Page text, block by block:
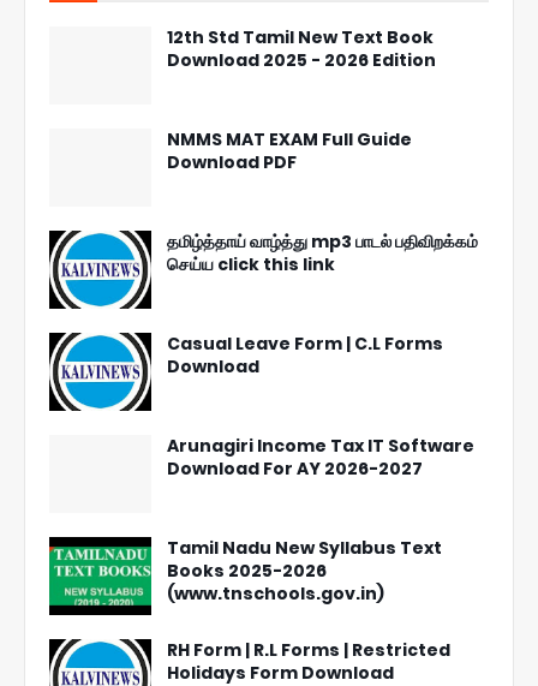
12th Std Tamil New Text Book
Download 2025 - 2026 Edition
NMMS MAT EXAM Full Guide
Download PDF
தமிழ்த்தாய் வாழ்த்து mp3 பாடல் பதிவிறக்கம்
செய்ய click this link
Casual Leave Form | C.L Forms
Download
Arunagiri Income Tax IT Software
Download For AY 2026-2027
Tamil Nadu New Syllabus Text
Books 2025-2026
(www.tnschools.gov.in)
RH Form | R.L Forms | Restricted
Holidays Form Download